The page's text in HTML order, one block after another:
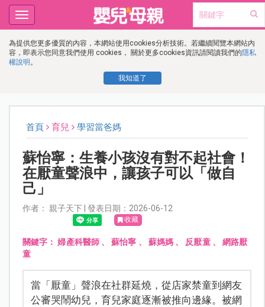
為提供您更多優質的內容，本網站使用cookies分析技術。若繼續閱覽本網站內
容，即表示您同意我們使用 cookies， 關於更多cookies資訊請閱讀我們的隱私
權說明 。
我知道了
Toggle
navigation
首頁 育兒 學習當爸媽
蘇怡寧：生養小孩沒有對不起社會！
在厭童聲浪中，讓孩子可以「做自
己」
作者： 親子天下 | 發表日期：2026-06-12
收藏
關鍵字：婦產科醫師、蘇怡寧 、 蘇媽媽 、 反厭童、 網路厭
童
當「厭童」聲浪在社群延燒，從店家禁童到網友
公審哭鬧幼兒，育兒家庭逐漸被推向邊緣。被網